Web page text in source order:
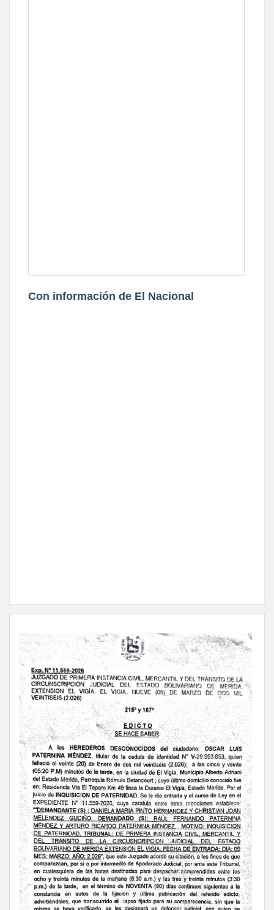
Con información de El Nacional